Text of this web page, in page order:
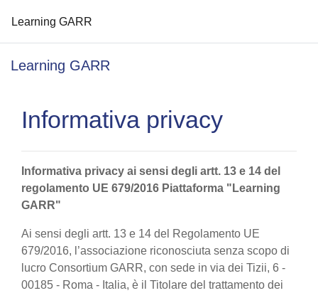
Learning GARR
Learning GARR
Informativa privacy
Informativa privacy ai sensi degli artt. 13 e 14 del
regolamento UE 679/2016 Piattaforma "Learning
GARR"
Ai sensi degli artt. 13 e 14 del Regolamento UE
679/2016, l’associazione riconosciuta senza scopo di
lucro Consortium GARR, con sede in via dei Tizii, 6 -
00185 - Roma - Italia, è il Titolare del trattamento dei